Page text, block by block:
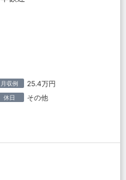
月収例 25.4万円
休日 その他